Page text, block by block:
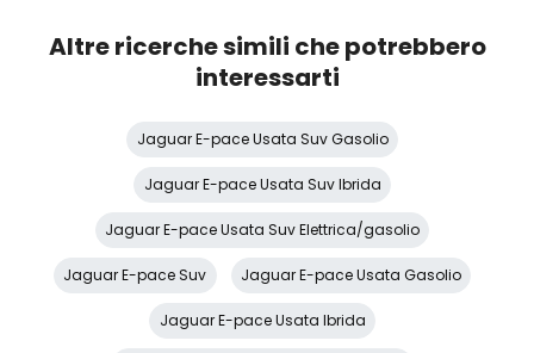
Jaguardrive control
Lane keep assist
Logo e scritta jaguar
Luce stop in alta posizione nel centro
Altre ricerche simili che potrebbero
interessarti
Jaguar E-pace Usata Suv Gasolio
Jaguar E-pace Usata Suv Ibrida
Jaguar E-pace Usata Suv Elettrica/gasolio
Jaguar E-pace Suv Jaguar E-pace Usata Gasolio
Jaguar E-pace Usata Ibrida